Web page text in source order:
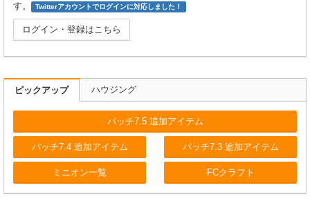
す。
Twitterアカウントでログインに対応しました！
ログイン・登録はこちら
ピックアップ ハウジング
パッチ7.5 追加アイテム
パッチ7.4 追加アイテム
ミニオン一覧
パッチ7.3 追加アイテム
FCクラフト